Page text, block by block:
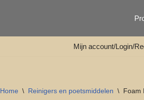
Mijn account/Login/
Home \ Reinigers en poetsmiddelen \ Foam